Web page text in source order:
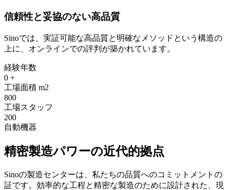
信頼性と妥協のない高品質
Sinoでは、実証可能な高品質と明確なメソッドという構造の
上に、オンラインでの評判が築かれています。
経験年数
0 +
工場面積 m2
800
工場スタッフ
200
自動機器
精密製造パワーの近代的拠点
Sinoの製造センターは、私たちの品質へのコミットメントの
証です。効率的な工程と精密な製造のために設計された、現